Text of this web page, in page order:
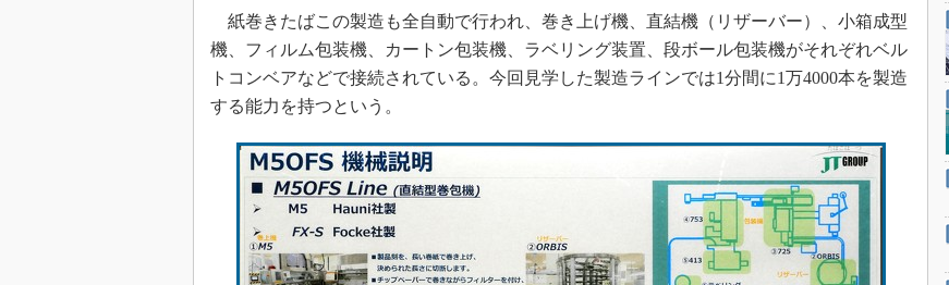
デジタルツインとCAE
S＆OP
インダストリー4.0
製造業ビッグデータ
メイドインジャパン
知財マネジメント
海外生産
紙巻きたばこの製造も全自動で行われ、巻き上げ機、直結機（リザーバー）、小箱成型
機、フィルム包装機、カートン包装機、ラベリング装置、段ボール包装機がそれぞれベル
トコンベアなどで接続されている。今回見学した製造ラインでは1分間に1万4000本を製造
する能力を持つという。